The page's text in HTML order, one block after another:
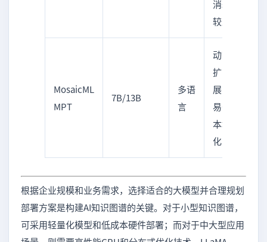
消耗
较少
MosaicML
MPT
7B/13B
多语
言
动态
扩
展，
易于
本地
化
根据企业规模和业务需求，选择适合的大模型并合理规划
部署方案是构建AI知识图谱的关键。对于小型知识图谱，
可采用轻量化模型和低成本硬件部署；而对于中大型应用